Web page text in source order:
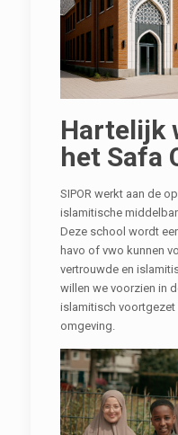
Hartelijk
het Safa
SIPOR werkt aan de
islamitische
Deze school wordt
havo of vwo kunnen
vertrouwde en
willen we voorzien in
islamitisch voortgezet
omgeving.